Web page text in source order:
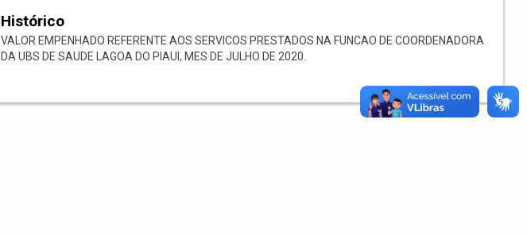
Histórico
VALOR EMPENHADO REFERENTE AOS SERVICOS PRESTADOS NA FUNCAO DE COORDENADORA
DA UBS DE SAUDE LAGOA DO PIAUI, MES DE JULHO DE 2020.